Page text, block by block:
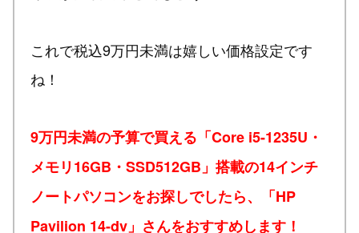
これで税込9万円未満は嬉しい価格設定です
ね！
9万円未満の予算で買える「Core i5-1235U・
メモリ16GB・SSD512GB」搭載の14インチ
ノートパソコンをお探しでしたら、「HP
Pavilion 14-dv」さんをおすすめします！